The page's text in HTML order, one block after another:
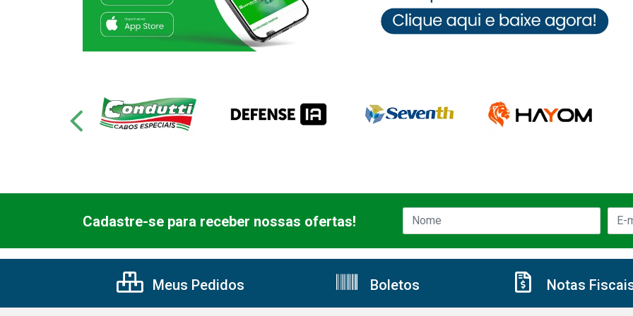
Cadastre-se para receber nossas ofertas!
Meus Pedidos Boletos Notas